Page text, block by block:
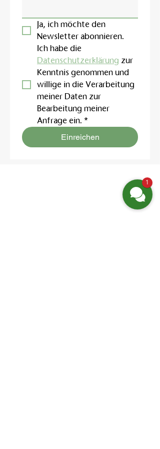
Ja, ich möchte den
Newsletter abonnieren.
Datenschutzerklärung zur
Kenntnis genommen und
willige in die Verarbeitung
meiner Daten zur
Bearbeitung meiner
Anfrage ein. *
Einreichen
1